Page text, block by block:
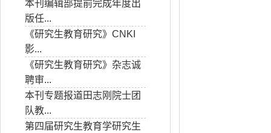
本刊编辑部提前完成年度出
版任...
《研究生教育研究》CNKI
影...
《研究生教育研究》杂志诚
聘审...
本刊专题报道田志刚院士团
队教...
第四届研究生教育学研究生